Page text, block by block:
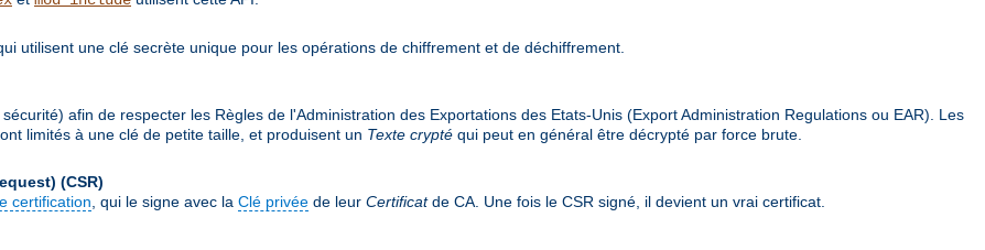
utilisent une clé secrète unique pour les opérations de chiffrement et de déchiffrement.
afin de respecter les Règles de l'Administration des Exportations des Etats-Unis (Export Administration Regulations ou EAR). Les
limités à une clé de petite taille, et produisent un Texte crypté qui peut en général être décrypté par force brute.
(CSR)
certification , qui le signe avec la Clé privée de leur Certificatde CA. Une fois le CSR signé, il devient un vrai certificat.